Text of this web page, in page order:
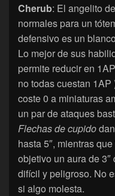
Cherub: El angelito
normales para un
defensivo es un
Lo mejor de sus
permite reducir en
no todas cuestan
coste 0 a miniaturas
un par de ataques
Flechas de cupido
hasta 5″, mientras
objetivo un aura de
difícil y peligroso. No
si algo molesta.